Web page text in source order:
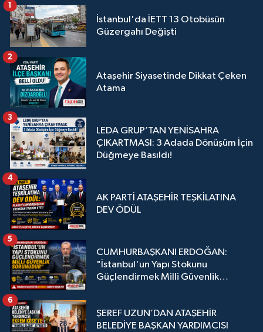
İstanbul'da İETT 13 Otobüsün
Güzergahı Değişti
1
Ataşehir Siyasetinde Dikkat Çeken
Atama
2
LEDA GRUP’TAN YENİSAHRA
ÇIKARTMASI: 3 Adada Dönüşüm İçin
Düğmeye Basıldı!
3
AK PARTİ ATAŞEHİR TEŞKİLATINA
DEV ÖDÜL
4
CUMHURBAŞKANI ERDOĞAN:
"İstanbul'un Yapı Stokunu
Güçlendirmek Milli Güvenlik
5
ŞEREF UZUN’DAN ATAŞEHİR
BELEDİYE BAŞKAN YARDIMCISI
6